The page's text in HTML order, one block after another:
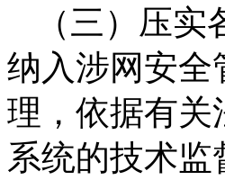
（三）压
纳入涉网安全
理，依据有关
系统的技术